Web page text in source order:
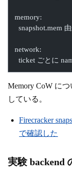
memory:
snapshot.mem
network:
ticket ごとに
Memory CoW に
している。
Firecracker
で確認した
実験 backend